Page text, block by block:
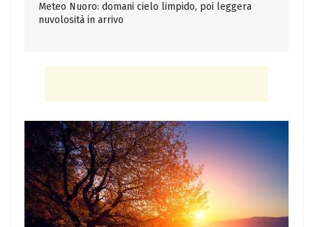
Meteo Nuoro: domani cielo limpido, poi leggera
nuvolosità in arrivo